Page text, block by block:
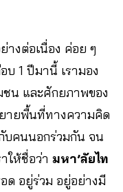
างต่อเนื่อง ค่อย ๆ
1 ปีมานี้ เรามอง
น และศักยภาพของ
ายพื้นที่ทางความคิด
คนนอกร่วมกัน จน
ให้ชื่อว่า มหา’ลัยไท
ด อยู่ร่วม อยู่อย่างมี